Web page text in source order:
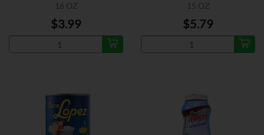
16 OZ
$3.99
15 OZ
$5.79